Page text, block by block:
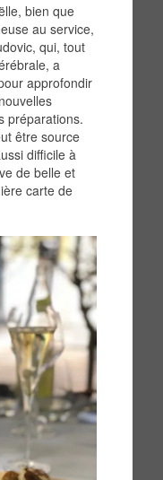
bien que
au service,
qui, tout
a
approfondir
préparations.
être source
difficile à
de belle et
carte de